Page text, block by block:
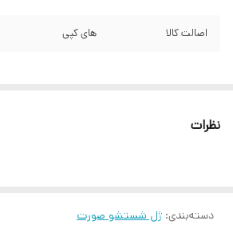
اصالت کالا های کپی
نظرات
دسته‌بندی: ژل شستشو صورت